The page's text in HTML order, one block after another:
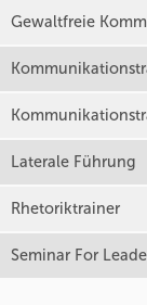
Gewaltfreie
Laterale Führung
Rhetoriktrainer
Seminar For